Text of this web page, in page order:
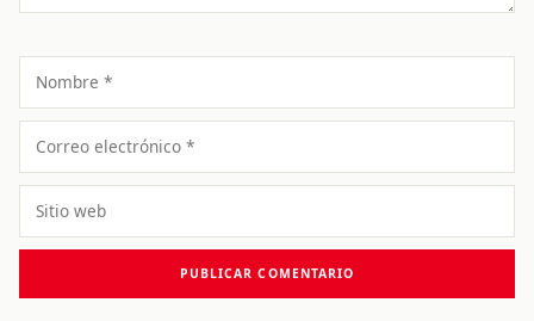
Nombre
Correo
electrónico
Sitio
web